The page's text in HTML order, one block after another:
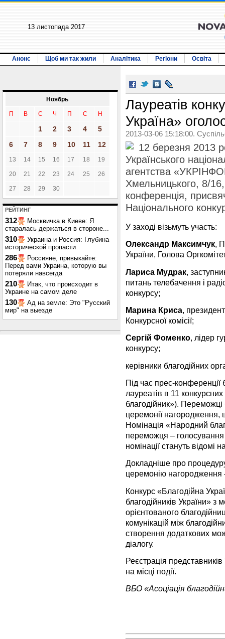
13 листопада 2017
Анонс Щоб ми так жили Аналітика Регіони Освіта
Ноябрь
П В С Ч П С Н
1 2 3 4
5
6
7 8 9 10 11 12
13 14 15 16 17 18 19
20 21 22 23 24 25 26
27 28 29 30
РЕЙТИНГ
312
Москвичка в Киеве: Я
старалась держаться в стороне...
310
Украина и Россия: Глубина
исторической пропасти
286
Россияне, привыкайте:
Перед вами Украина, которую вы
потеряли навсегда
210
Итак, что происходит в
Украине на самом деле
130
Ад на земле: Это "Русский
мир" на выезде
Лауреатів
Україна»
2013-03-06 15:18:00.
12 березня 2013
Українського
агентства
Хмельницького, 8/
конференція,
Національного
У заході візьмуть участь:
Олександр Максимчук,
України, Голова
Лариса Мудрак,
питань телебачення і
конкурсу;
Марина Криса,
Конкурсної комісії;
Сергій Фоменко, лідер
конкурсу;
керівники благодійних
Під час прес-конференції
лауреатів в 11
благодійник»). Переможці
церемонії нагородження,
Номінація «Народний
переможця – голосування
номінації стануть відомі
Докладніше про процедуру
церемонію нагородження
Конкурс «Благодійна
благодійників України» з
орієнтованого
комунікацій між
створення додаткових
діалогу.
Реєстрація
на місці події.
ВБО «Асоціація